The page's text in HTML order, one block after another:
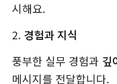
시해요.
2. 경험과 지식
풍부한 실무 경험과 깊
메시지를 전달합니다.